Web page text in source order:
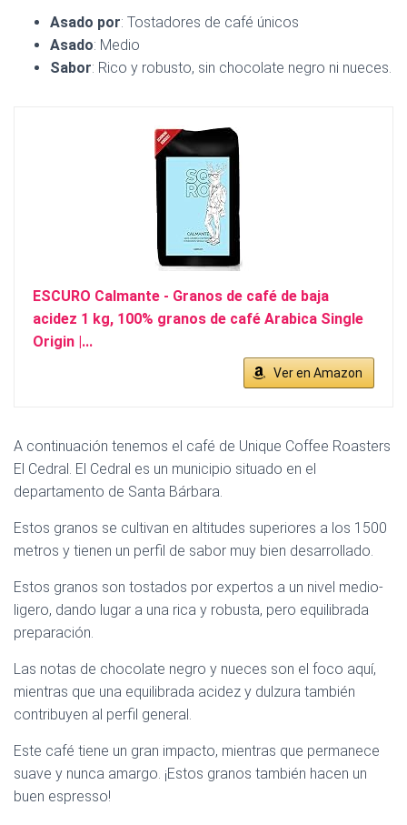
Asado por: Tostadores de café únicos
Asado: Medio
Sabor: Rico y robusto, sin chocolate negro ni nueces.
ESCURO Calmante - Granos de café de baja
acidez 1 kg, 100% granos de café Arabica Single
Origin |...
Ver en Amazon
A continuación tenemos el café de Unique Coffee Roasters
El Cedral. El Cedral es un municipio situado en el
departamento de Santa Bárbara.
Estos granos se cultivan en altitudes superiores a los 1500
metros y tienen un perfil de sabor muy bien desarrollado.
Estos granos son tostados por expertos a un nivel medio-
ligero, dando lugar a una rica y robusta, pero equilibrada
preparación.
Las notas de chocolate negro y nueces son el foco aquí,
mientras que una equilibrada acidez y dulzura también
contribuyen al perfil general.
Este café tiene un gran impacto, mientras que permanece
suave y nunca amargo. ¡Estos granos también hacen un
buen espresso!